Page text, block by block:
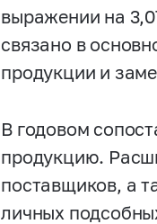
выражении на
связано в
продукции и
В годовом
продукцию.
поставщиков, а
личных